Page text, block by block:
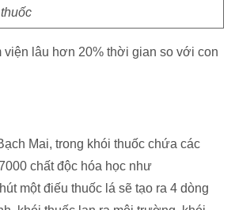
lâu hơn 20% thời gian so với con
Mai, trong khói thuốc chứa các
chất độc hóa học như
một điếu thuốc lá sẽ tạo ra 4 dòng